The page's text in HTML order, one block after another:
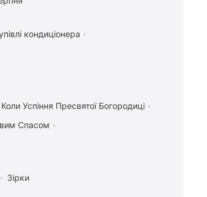
кондиціонера
Коли Успіння Пресвятої Богородиці
Спасом
Зірки